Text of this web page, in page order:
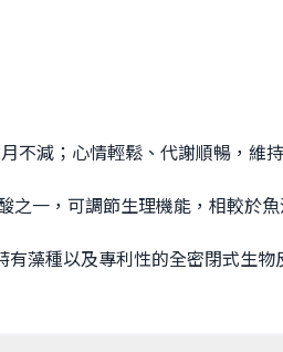
不減；心情輕鬆、代謝順暢，維
之一，可調節生理機能，相較於
有藻種以及專利性的全密閉式生物